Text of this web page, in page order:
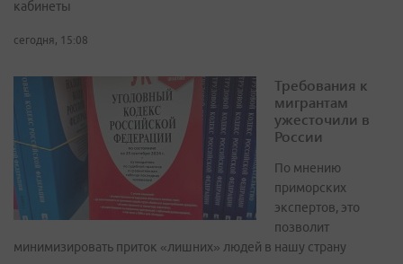
кабинеты
сегодня, 15:08
Требования к
мигрантам
ужесточили в
России
По мнению
приморских
экспертов, это
позволит
минимизировать приток «лишних» людей в нашу страну